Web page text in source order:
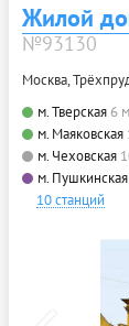
Жилой
№93130
Москва,
м. Тверская 6
м. Маяковская
м. Чеховская
м. Пушкинская
10 станций